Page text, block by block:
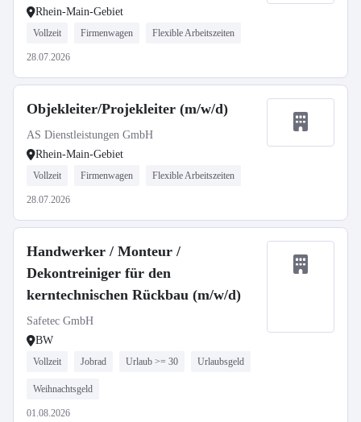
Rhein-Main-Gebiet
Vollzeit Firmenwagen Flexible Arbeitszeiten
28.07.2026
Objekleiter/Projekleiter (m/w/d)
AS Dienstleistungen GmbH
Rhein-Main-Gebiet
Vollzeit Firmenwagen Flexible Arbeitszeiten
28.07.2026
Handwerker / Monteur /
Dekontreiniger für den
kerntechnischen Rückbau (m/w/d)
Safetec GmbH
BW
Vollzeit Jobrad Urlaub >= 30 Urlaubsgeld
Weihnachtsgeld
01.08.2026